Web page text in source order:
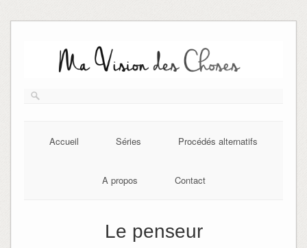
Accueil Séries Procédés alternatifs
A propos Contact
Le penseur